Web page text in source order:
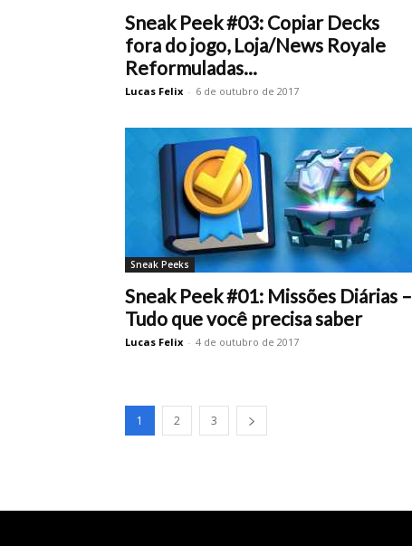
Sneak Peek #03: Copiar Decks
fora do jogo, Loja/News Royale
Reformuladas...
Lucas Felix - 6 de outubro de 2017
Sneak Peeks
Sneak Peek #01: Missões Diárias –
Tudo que você precisa saber
Lucas Felix - 4 de outubro de 2017
1 2 3